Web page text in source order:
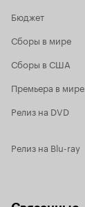
Бюджет
Сборы в мире
Сборы в США
Премьера в мире
Релиз на DVD
Релиз на Blu-ray